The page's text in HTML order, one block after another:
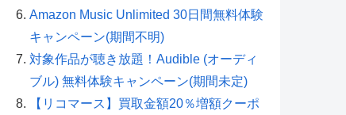
Amazon Music Unlimited 30日間無料体験
キャンペーン(期間不明)
対象作品が聴き放題！Audible (オーディ
ブル) 無料体験キャンペーン(期間未定)
【リコマース】買取金額20％増額クーポ